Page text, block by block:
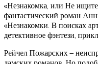
«Незнакомка, или Не
фантастический роман
«Незнакомки. В поисках
детективное фэнтези,
Рейчел Пожарских –